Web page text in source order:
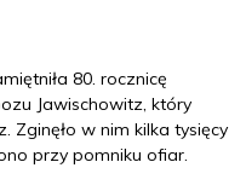
80. rocznicę
Jawischowitz, który
Zginęło w nim kilka tysięcy
przy pomniku ofiar.